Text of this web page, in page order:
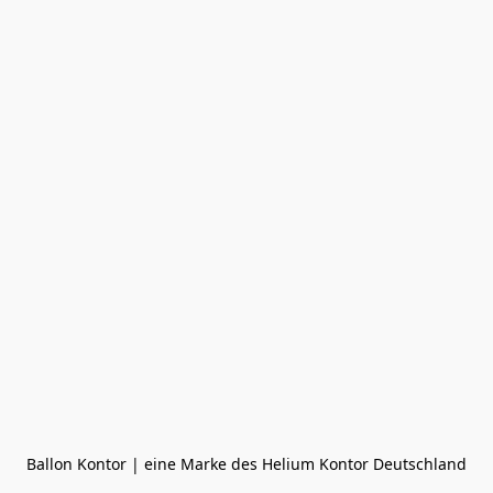
Ballon Kontor | eine Marke des Helium Kontor Deutschland